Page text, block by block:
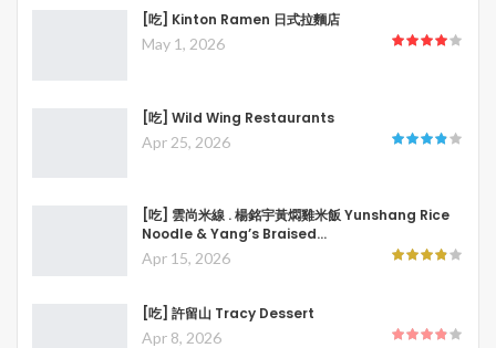
[吃] Kinton Ramen 日式拉麵店
May 1, 2026
[吃] Wild Wing Restaurants
Apr 25, 2026
[吃] 雲尚米線 . 楊銘宇黃燜雞米飯 Yunshang Rice
Noodle & Yang’s Braised…
Apr 15, 2026
[吃] 許留山 Tracy Dessert
Apr 8, 2026